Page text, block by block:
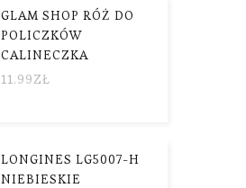
GLAM SHOP RÓŻ DO
POLICZKÓW
CALINECZKA
11.99ZŁ
LONGINES LG5007-H
NIEBIESKIE